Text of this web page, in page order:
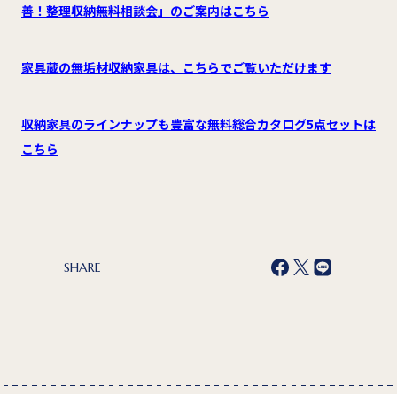
善！整理収納無料相談会」のご案内はこちら
家具蔵の無垢材収納家具は、こちらでご覧いただけます
収納家具のラインナップも豊富な無料総合カタログ5点セットは
こちら
SHARE